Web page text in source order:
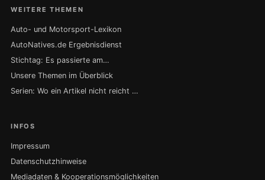
WEITERE THEMEN
Auto- und Motorsport-Lexikon
AutoNatives.de Ergebnisdienst
Stichtag: Es passierte am…
Unsere Themen im Überblick
Serien: Wo ein Artikel nicht reicht …
INFOS
Impressum
Datenschutzhinweise
Mediadaten & Kooperationsmöglichkeiten